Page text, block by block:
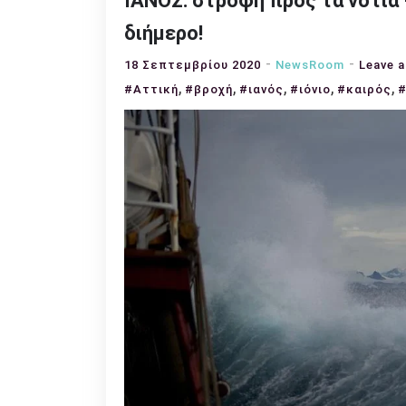
διήμερο!
18 Σεπτεμβρίου 2020 NewsRoom Leave
#Αττική, #βροχή, #ιανός , #ιόνιο, #καιρός ,